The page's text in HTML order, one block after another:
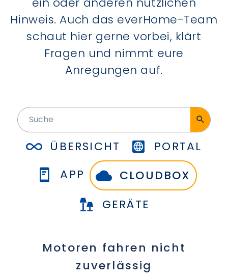
Hinweis. Auch das everHome-Team
schaut hier gerne vorbei, klärt
Fragen und nimmt eure
Anregungen auf.
ÜBERSICHT
PORTAL
APP
CLOUDBOX
GERÄTE
Motoren fahren nicht
zuverlässig